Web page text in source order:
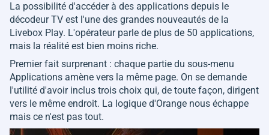
La possibilité d'accéder à des applications depuis le
décodeur TV est l'une des grandes nouveautés de la
Livebox Play. L'opérateur parle de plus de 50 applications,
mais la réalité est bien moins riche.
Premier fait surprenant : chaque partie du sous-menu
Applications amène vers la même page. On se demande
l'utilité d'avoir inclus trois choix qui, de toute façon, dirigent
vers le même endroit. La logique d'Orange nous échappe
mais ce n'est pas tout.